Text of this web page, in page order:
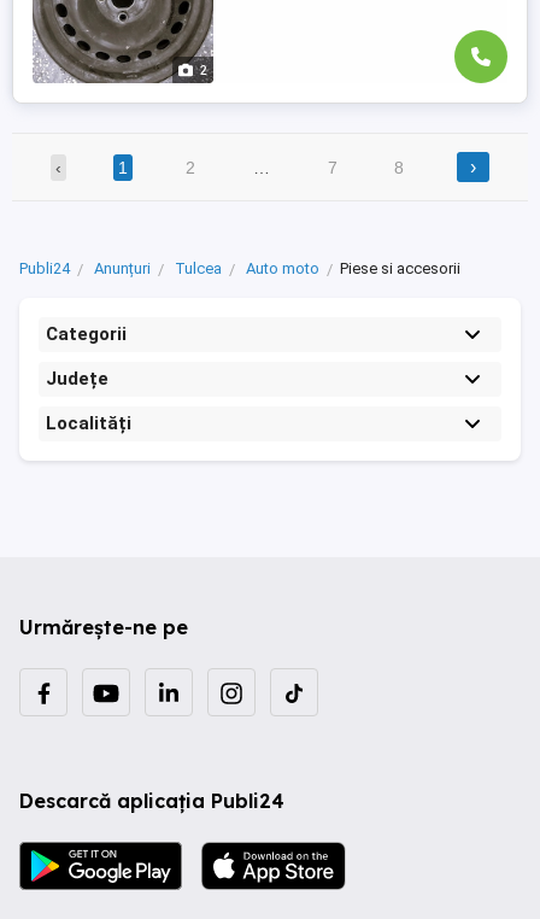
2
‹ 1 2 7 8 ›
Publi24 Anunțuri Tulcea Auto moto Piese si accesorii
Categorii
Județe
Localități
Urmărește-ne pe
Descarcă aplicația Publi24